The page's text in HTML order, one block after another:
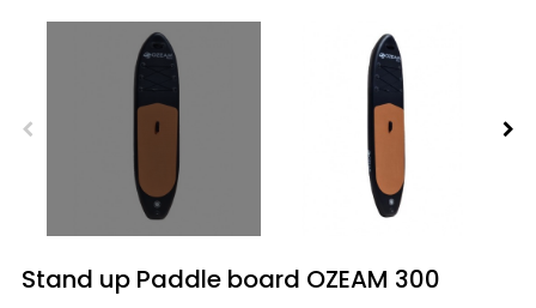
Stand up Paddle board OZEAM 300